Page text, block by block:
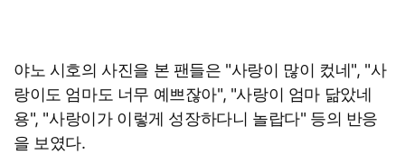
야노 시호의 사진을 본 팬들은 "사랑이 많이 컸네", "사
랑이도 엄마도 너무 예쁘잖아", "사랑이 엄마 닮았네
용", "사랑이가 이렇게 성장하다니 놀랍다" 등의 반응
을 보였다.